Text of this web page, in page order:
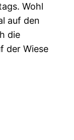
Wohl
auf den
die
der Wiese